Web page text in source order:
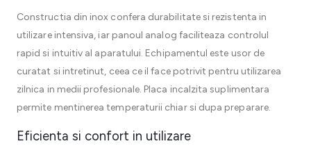
Constructia din inox confera durabilitate si rezistenta in
utilizare intensiva, iar panoul analog faciliteaza controlul
rapid si intuitiv al aparatului. Echipamentul este usor de
curatat si intretinut, ceea ce il face potrivit pentru utilizarea
zilnica in medii profesionale. Placa incalzita suplimentara
permite mentinerea temperaturii chiar si dupa preparare.
Eficienta si confort in utilizare